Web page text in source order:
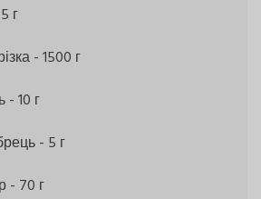
г
- 1500 г
- 10 г
- 5 г
- 70 г